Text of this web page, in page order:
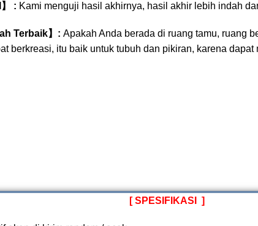
】 : Kami menguji hasil akhirnya, hasil akhir lebih indah
Terbaik】: Apakah Anda berada di ruang tamu, ruang
berkreasi, itu baik untuk tubuh dan pikiran, karena dapat
[ SPESIFIKASI ]